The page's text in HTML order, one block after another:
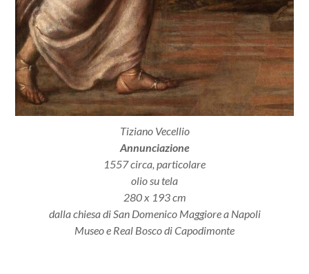
Tiziano Vecellio
Annunciazione
1557 circa, particolare
olio su tela
280 x 193 cm
dalla chiesa di San Domenico Maggiore a Napoli
Museo e Real Bosco di Capodimonte